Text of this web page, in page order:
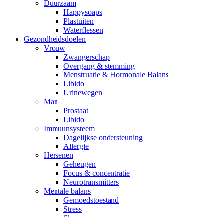
Duurzaam
Happysoaps
Plastuiten
Waterflessen
Gezondheidsdoelen
Vrouw
Zwangerschap
Overgang & stemming
Menstruatie & Hormonale Balans
Libido
Urinewegen
Man
Prostaat
Libido
Immuunsysteem
Dagelijkse ondersteuning
Allergie
Hersenen
Geheugen
Focus & concentratie
Neurotransmitters
Mentale balans
Gemoedstoestand
Stress